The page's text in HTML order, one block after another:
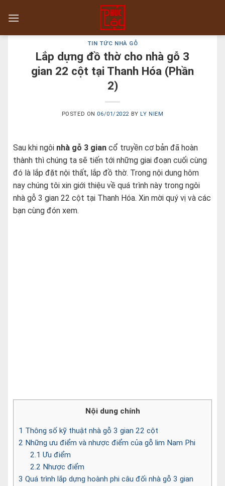
TIN TỨC NHÀ GỖ
Lắp dựng đồ thờ cho nhà gỗ 3
gian 22 cột tại Thanh Hóa (Phần
2)
POSTED ON 06/01/2022 BY LY NIEM
Sau khi ngôi nhà gỗ 3 gian cổ truyền cơ bản đã hoàn
thành thì chúng ta sẽ tiến tới những giai đoạn cuối cùng
đó là lắp đặt nội thất, lắp đồ thờ. Trong nội dung hôm
nay chúng tôi xin giới thiệu về quá trình này trong ngôi
nhà gỗ 3 gian 22 cột tại Thanh Hóa. Xin mời quý vị và các
bạn cùng đón xem.
Nội dung chính
1 Thông số kỹ thuật nhà gỗ 3 gian 22 cột
2 Những ưu điểm và nhược điểm của gỗ lim Nam Phi
2.1 Ưu điểm
2.2 Nhược điểm
3 Quá trình lắp dựng hoành phi câu đối nhà gỗ 3 gian